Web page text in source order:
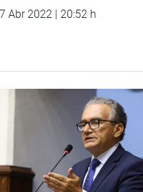
Abr 2022 | 20:52 h